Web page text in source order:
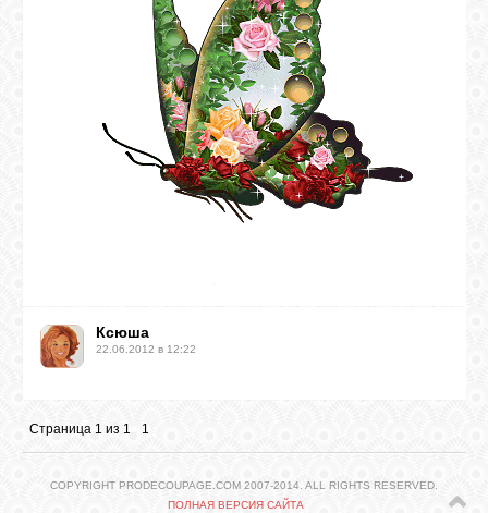
Ксюша
22.06.2012 в 12:22
Страница 1 из 1 1
COPYRIGHT PRODECOUPAGE.COM 2007-2014. ALL RIGHTS RESERVED.
ПОЛНАЯ ВЕРСИЯ САЙТА